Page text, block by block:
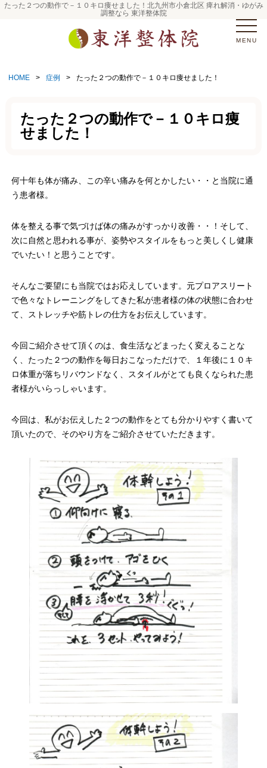
たった２つの動作で－１０キロ痩せました！北九州市小倉北区 痺れ解消・ゆがみ
調整なら 東洋整体院
MENU
HOME > 症例 > たった２つの動作で－１０キロ痩せました！
たった２つの動作で－１０キロ痩
せました！
何十年も体が痛み、この辛い痛みを何とかしたい・・と当院に通
う患者様。
体を整える事で気づけば体の痛みがすっかり改善・・！そして、
次に自然と思われる事が、姿勢やスタイルをもっと美しくし健康
でいたい！と思うことです。
そんなご要望にも当院ではお応えしています。元プロアスリート
で色々なトレーニングをしてきた私が患者様の体の状態に合わせ
て、ストレッチや筋トレの仕方をお伝えしています。
今回ご紹介させて頂くのは、食生活などまったく変えることな
く、たった２つの動作を毎日おこなっただけで、１年後に１０キ
ロ体重が落ちリバウンドなく、スタイルがとても良くなられた患
者様がいらっしゃいます。
今回は、私がお伝えした２つの動作をとても分かりやすく書いて
頂いたので、そのやり方をご紹介させていただきます。